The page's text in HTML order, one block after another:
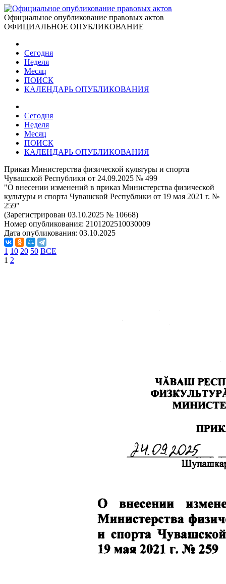
Официальное опубликование правовых актов
ОФИЦИАЛЬНОЕ ОПУБЛИКОВАНИЕ
Сегодня
Неделя
Месяц
ПОИСК
КАЛЕНДАРЬ ОПУБЛИКОВАНИЯ
Сегодня
Неделя
Месяц
ПОИСК
КАЛЕНДАРЬ ОПУБЛИКОВАНИЯ
Приказ Министерства физической культуры и спорта
Чувашской Республики от 24.09.2025 № 499
"О внесении изменений в приказ Министерства физической
культуры и спорта Чувашской Республики от 19 мая 2021 г. №
259"
(Зарегистрирован 03.10.2025 № 10668)
Номер опубликования: 2101202510030009
Дата опубликования: 03.10.2025
1 10 20 50 ВСЕ
1 2